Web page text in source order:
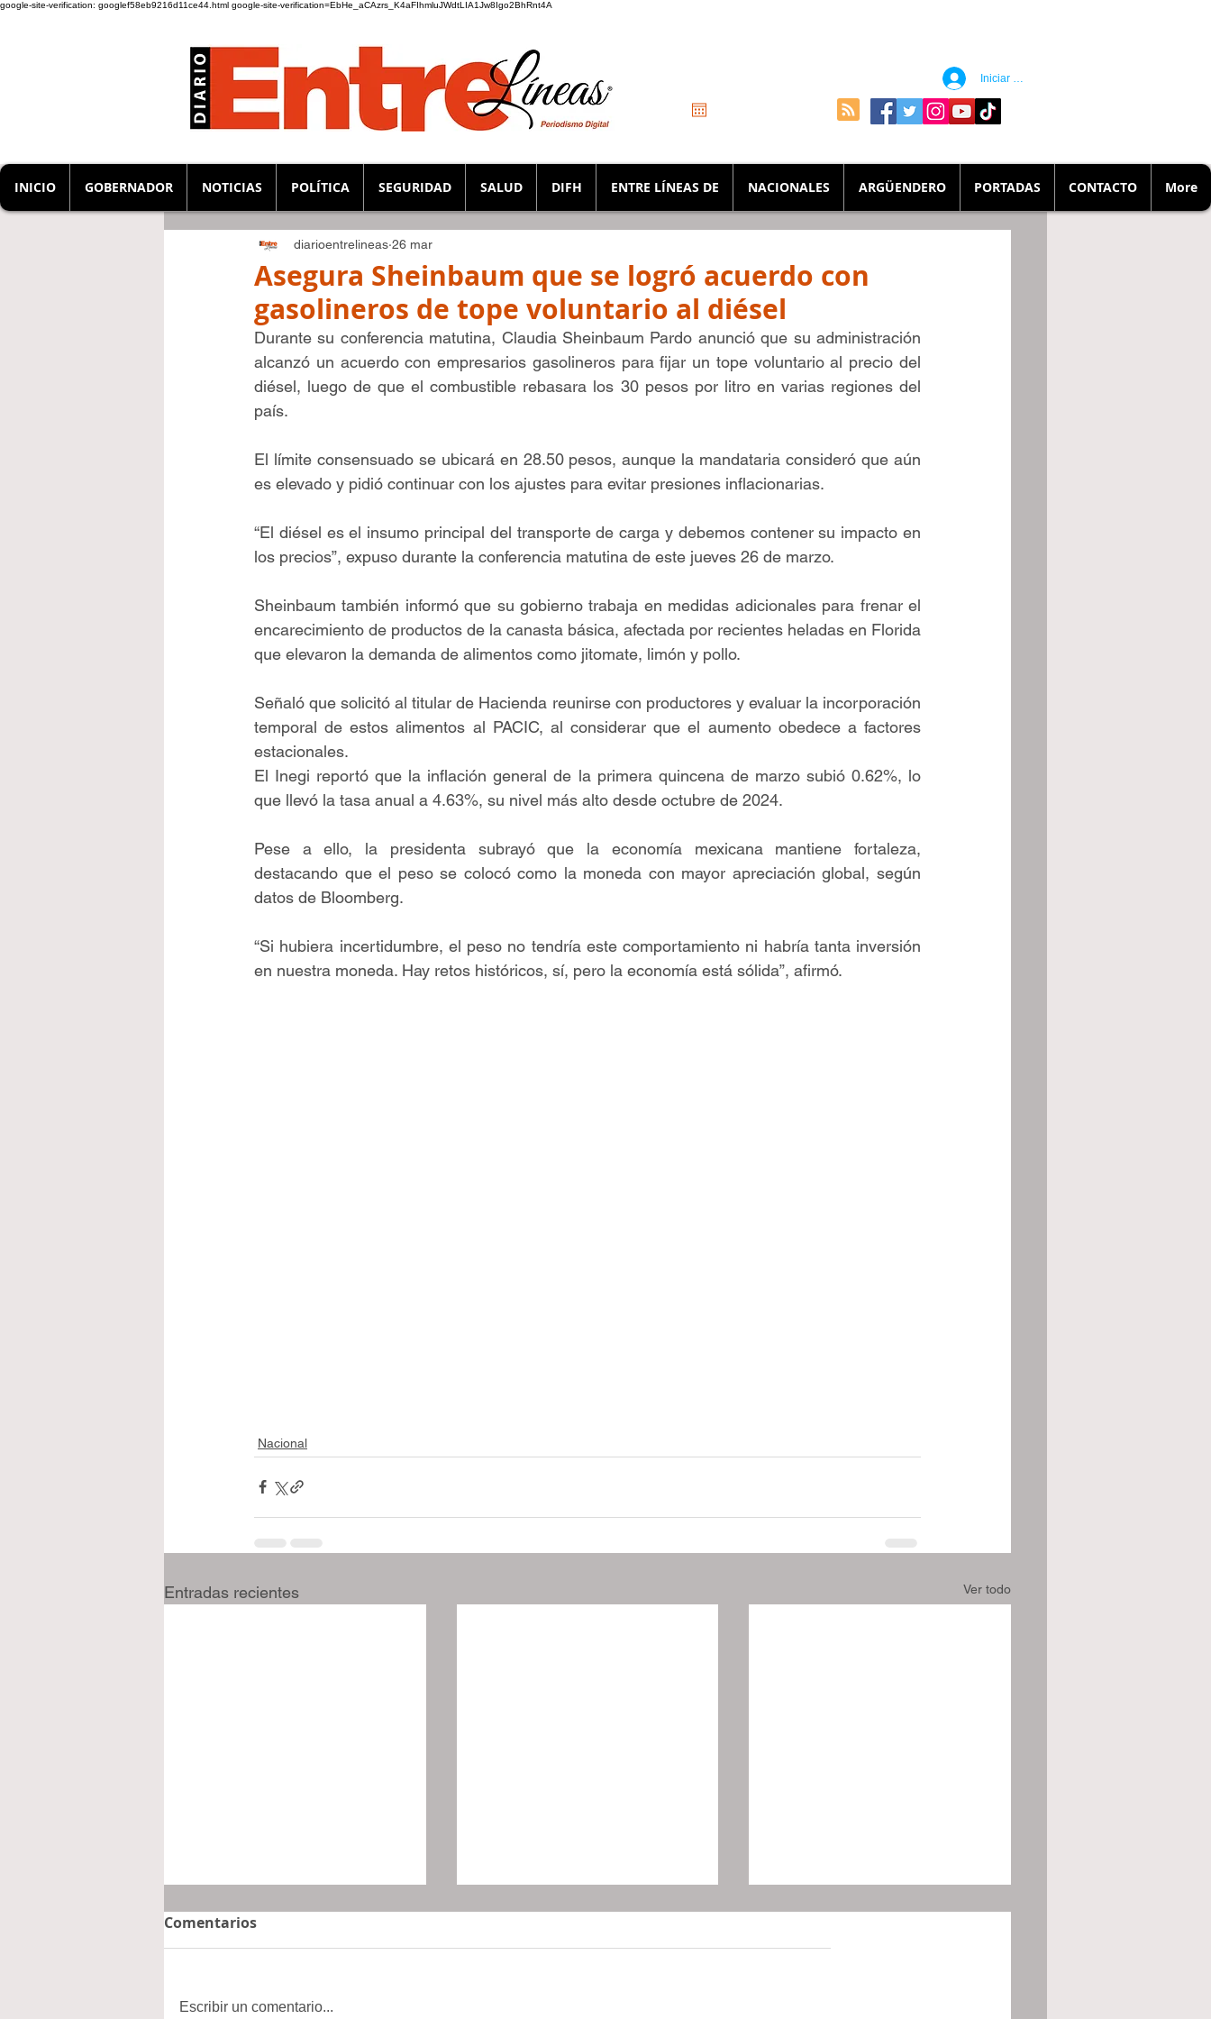
google-site-verification: googlef58eb9216d11ce44.html google-site-verification=EbHe_aCAzrs_K4aFIhmluJWdtLIA1Jw8Igo2BhRnt4A
Iniciar sesión
INICIO GOBERNADOR NOTICIAS POLÍTICA SEGURIDAD SALUD DIFH ENTRE LÍNEAS DE NACIONALES ARGÜENDERO PORTADAS CONTACTO More
Asegura Sheinbaum que se logró acuerdo con
gasolineros de tope voluntario al diésel
diarioentrelineas 26 mar
Durante su conferencia matutina, Claudia Sheinbaum Pardo anunció que su administración
alcanzó un acuerdo con empresarios gasolineros para fijar un tope voluntario al precio del
diésel, luego de que el combustible rebasara los 30 pesos por litro en varias regiones del
país.
El límite consensuado se ubicará en 28.50 pesos, aunque la mandataria consideró que aún
es elevado y pidió continuar con los ajustes para evitar presiones inflacionarias.
“El diésel es el insumo principal del transporte de carga y debemos contener su impacto en
los precios”, expuso durante la conferencia matutina de este jueves 26 de marzo.
Sheinbaum también informó que su gobierno trabaja en medidas adicionales para frenar el
encarecimiento de productos de la canasta básica, afectada por recientes heladas en Florida
que elevaron la demanda de alimentos como jitomate, limón y pollo.
Señaló que solicitó al titular de Hacienda reunirse con productores y evaluar la incorporación
temporal de estos alimentos al PACIC, al considerar que el aumento obedece a factores
estacionales.
El Inegi reportó que la inflación general de la primera quincena de marzo subió 0.62%, lo
que llevó la tasa anual a 4.63%, su nivel más alto desde octubre de 2024.
Pese a ello, la presidenta subrayó que la economía mexicana mantiene fortaleza,
destacando que el peso se colocó como la moneda con mayor apreciación global, según
datos de Bloomberg.
“Si hubiera incertidumbre, el peso no tendría este comportamiento ni habría tanta inversión
en nuestra moneda. Hay retos históricos, sí, pero la economía está sólida”, afirmó.
Nacional
Entradas recientes Ver todo
Comentarios
Escribir un comentario...